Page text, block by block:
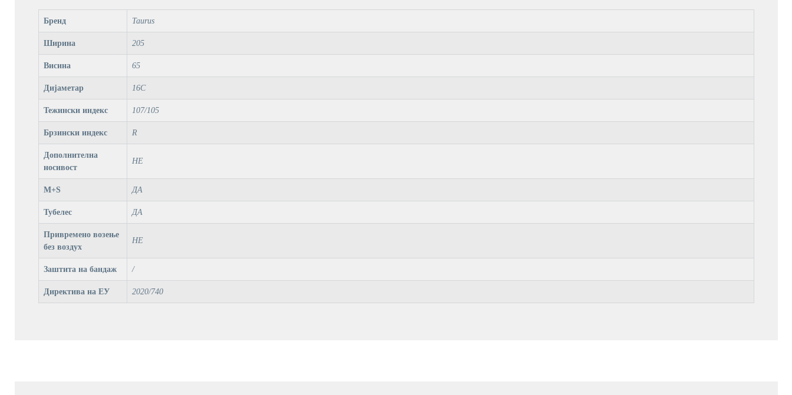
Бренд Taurus
Ширина 205
Висина 65
Дијаметар 16C
Тежински индекс 107/105
Брзински индекс R
Дополнителна
носивост
НЕ
M+S ДА
Тубелес ДА
Привремено возење
без воздух
НЕ
Заштита на бандаж /
Директива на ЕУ 2020/740